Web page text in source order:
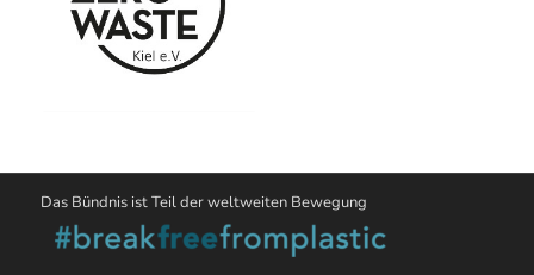
Das Bündnis ist Teil der weltweiten Bewegung